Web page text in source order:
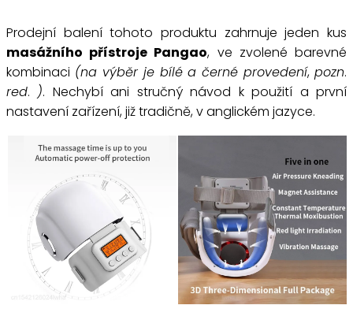
Prodejní balení tohoto produktu zahrnuje jeden kus
masážního přístroje Pangao, ve zvolené barevné
kombinaci (na výběr je bílé a černé provedení, pozn.
red. ). Nechybí ani stručný návod k použití a první
nastavení zařízení, již tradičně, v anglickém jazyce.